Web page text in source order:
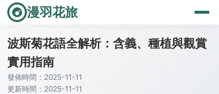
漫羽花旅
波斯菊花語全解析：含義、種植與觀賞
實用指南
發佈時間：2025-11-11
更新時間：2025-11-11